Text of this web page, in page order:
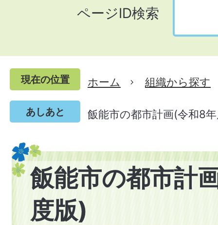
ページID検索
現在の位置 ホーム 組織から探す
あしあと 飯能市の都市計画(令和8
飯能市の都市計
度版)